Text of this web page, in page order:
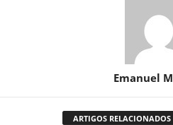
Emanuel
ARTIGOS RELACIONADOS